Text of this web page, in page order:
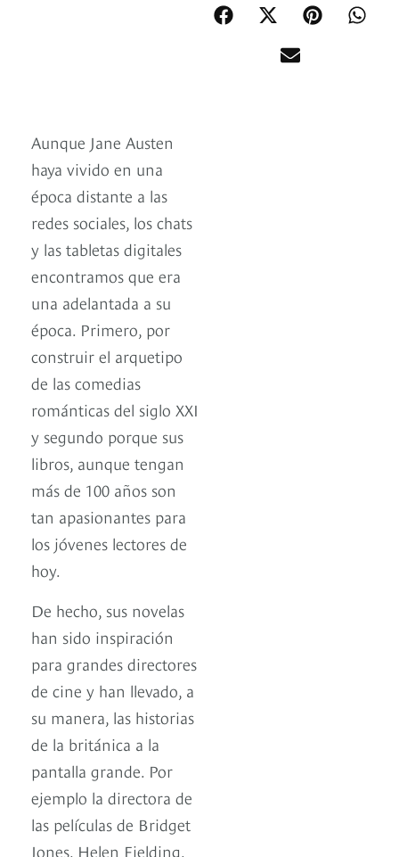
Aunque Jane Austen
haya vivido en una
época distante a las
redes sociales, los chats
y las tabletas digitales
encontramos que era
una adelantada a su
época. Primero, por
construir el arquetipo
de las comedias
románticas del siglo XXI
y segundo porque sus
libros, aunque tengan
más de 100 años son
tan apasionantes para
los jóvenes lectores de
hoy.
De hecho, sus novelas
han sido inspiración
para grandes directores
de cine y han llevado, a
su manera, las historias
de la británica a la
pantalla grande. Por
ejemplo la directora de
las películas de Bridget
Jones, Helen Fielding,